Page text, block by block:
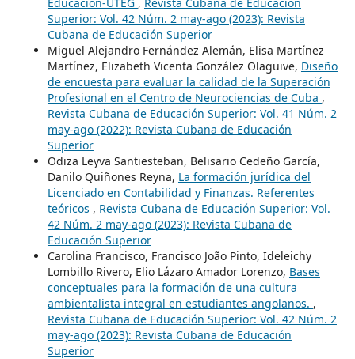
Superior: Vol. 42 Núm. 2 may-ago (2023): Revista
Cubana de Educación Superior
Miguel Alejandro Fernández Alemán, Elisa Martínez
Martínez, Elizabeth Vicenta González Olaguive, Diseño
de encuesta para evaluar la calidad de la Superación
Profesional en el Centro de Neurociencias de Cuba ,
Revista Cubana de Educación Superior: Vol. 41 Núm. 2
may-ago (2022): Revista Cubana de Educación
Superior
Odiza Leyva Santiesteban, Belisario Cedeño García,
Danilo Quiñones Reyna, La formación jurídica del
Licenciado en Contabilidad y Finanzas. Referentes
teóricos , Revista Cubana de Educación Superior: Vol.
42 Núm. 2 may-ago (2023): Revista Cubana de
Educación Superior
Carolina Francisco, Francisco João Pinto, Ideleichy
Lombillo Rivero, Elio Lázaro Amador Lorenzo, Bases
conceptuales para la formación de una cultura
ambientalista integral en estudiantes angolanos. ,
Revista Cubana de Educación Superior: Vol. 42 Núm. 2
may-ago (2023): Revista Cubana de Educación
Superior